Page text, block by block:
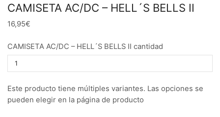
CAMISETA AC/DC – HELL´S BELLS II
16,95€
CAMISETA AC/DC – HELL´S BELLS II cantidad
Este producto tiene múltiples variantes. Las opciones se
pueden elegir en la página de producto